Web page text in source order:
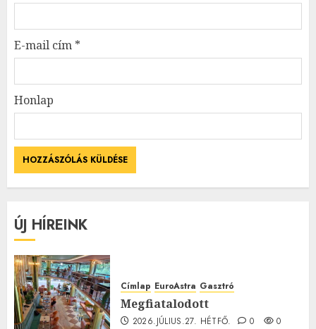
E-mail cím *
Honlap
ÚJ HÍREINK
Címlap EuroAstra Gasztró
Megfiatalodott
2026.JÚLIUS.27. HÉTFŐ. 0 0